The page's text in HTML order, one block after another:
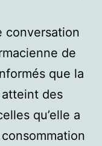
conversation
de
que la
atteint des
qu’elle a